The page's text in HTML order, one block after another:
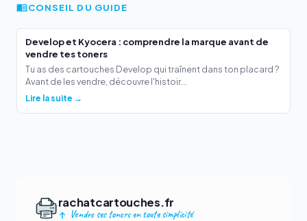
CONSEIL DU GUIDE
Develop et Kyocera : comprendre la marque avant de
vendre tes toners
Tu as des cartouches Develop qui traînent dans ton placard ?
Avant de les vendre, découvre l'histoir...
Lire la suite →
rachatcartouches.fr
Vendre ses toners en toute simplicité